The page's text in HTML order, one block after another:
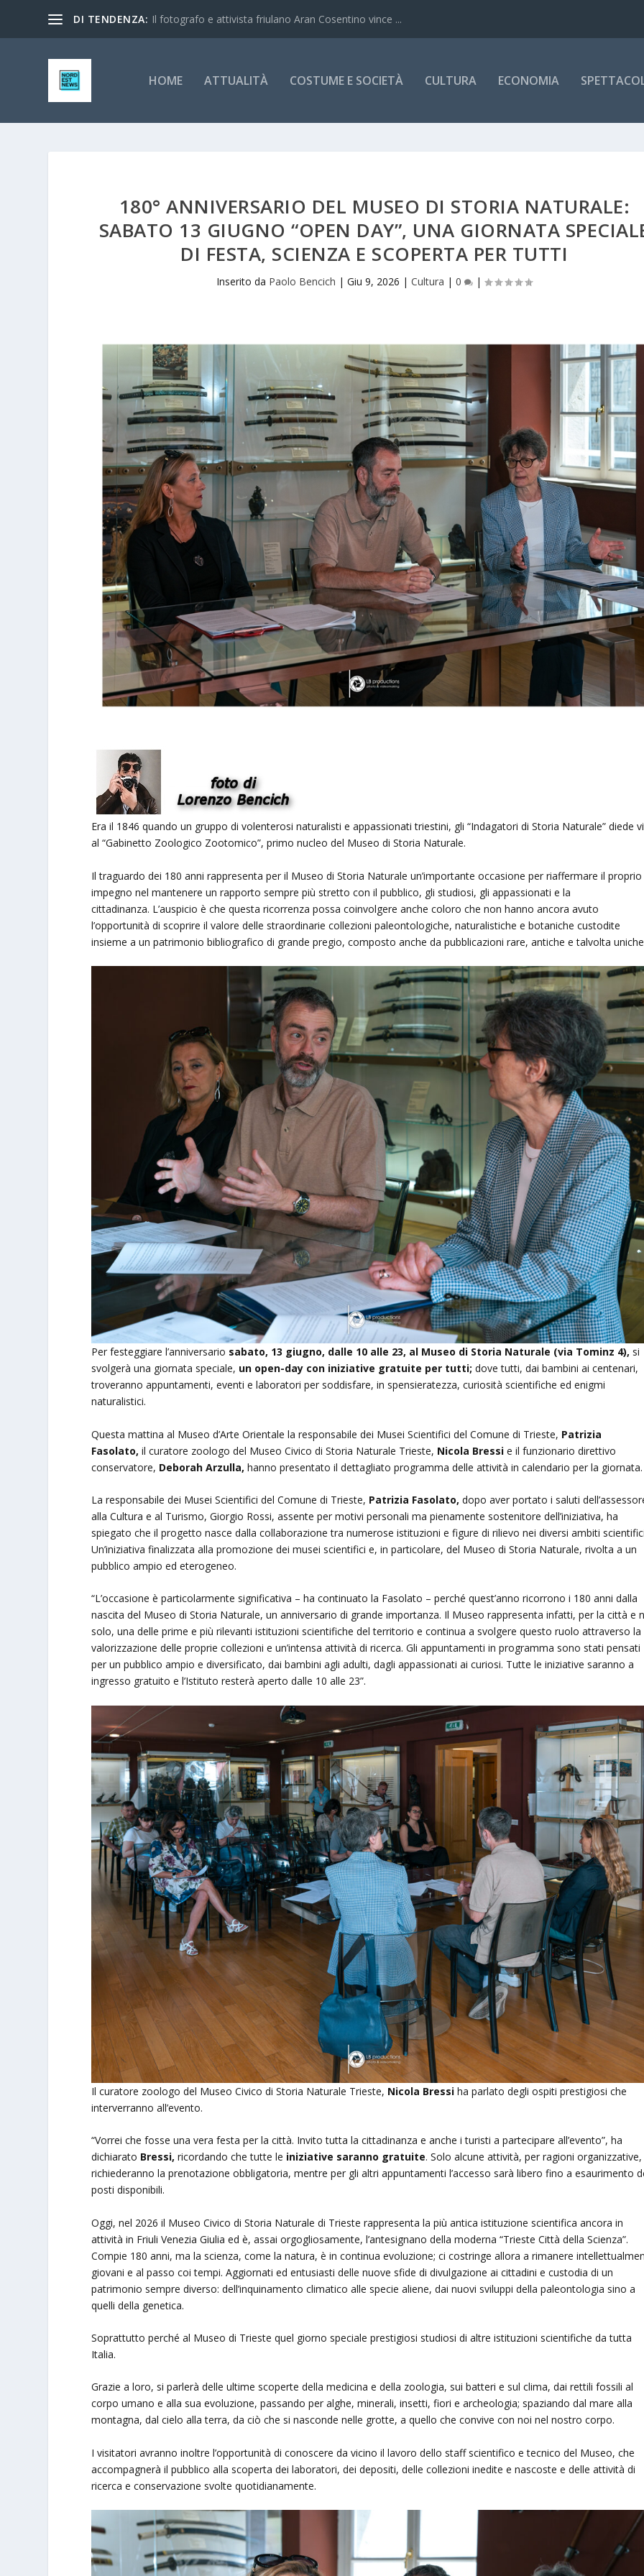
DI TENDENZA: Il fotografo e attivista friulano Aran Cosentino vince ...
HOME ATTUALITÀ COSTUME E SOCIETÀ CULTURA ECONOMIA
180° ANNIVERSARIO DEL MUSEO DI STORIA NATURALE:
SABATO 13 GIUGNO “OPEN DAY”, UNA GIORNATA
DI FESTA, SCIENZA E SCOPERTA PER TUTTI
Inserito da Paolo Bencich |Giu 9, 2026 |Cultura |0 |
Era il 1846 quando un gruppo di volenterosi naturalisti e appassionati triestini, gli “Indagatori di Storia Naturale” diede
al “Gabinetto Zoologico Zootomico”, primo nucleo del Museo di Storia Naturale.
Il traguardo dei 180 anni rappresenta per il Museo di Storia Naturale un’importante occasione per riaffermare il proprio
impegno nel mantenere un rapporto sempre più stretto con il pubblico, gli studiosi, gli appassionati e la
cittadinanza. L’auspicio è che questa ricorrenza possa coinvolgere anche coloro che non hanno ancora avuto
l’opportunità di scoprire il valore delle straordinarie collezioni paleontologiche, naturalistiche e botaniche custodite
insieme a un patrimonio bibliografico di grande pregio, composto anche da pubblicazioni rare, antiche e talvolta
Per festeggiare l’anniversario sabato, 13 giugno, dalle 10 alle 23, al Museo di Storia Naturale (via Tominz 4), si
svolgerà una giornata speciale, un open-day con iniziative gratuite per tutti; dove tutti, dai bambini ai centenari,
troveranno appuntamenti, eventi e laboratori per soddisfare, in spensieratezza, curiosità scientifiche ed enigmi
naturalistici.
Questa mattina al Museo d’Arte Orientale la responsabile dei Musei Scientifici del Comune di Trieste, Patrizia
Fasolato,il curatore zoologo del Museo Civico di Storia Naturale Trieste, Nicola Bressie il funzionario direttivo
conservatore, Deborah Arzulla, hanno presentato il dettagliato programma delle attività in calendario per la giornata.
La responsabile dei Musei Scientifici del Comune di Trieste, Patrizia Fasolato,dopo aver portato i saluti
alla Cultura e al Turismo, Giorgio Rossi, assente per motivi personali ma pienamente sostenitore dell’iniziativa, ha
spiegato che il progetto nasce dalla collaborazione tra numerose istituzioni e figure di rilievo nei diversi ambiti
Un’iniziativa finalizzata alla promozione dei musei scientifici e, in particolare, del Museo di Storia Naturale, rivolta a un
pubblico ampio ed eterogeneo.
“L’occasione è particolarmente significativa – ha continuato la Fasolato – perché quest’anno ricorrono i 180 anni dalla
nascita del Museo di Storia Naturale, un anniversario di grande importanza. Il Museo rappresenta infatti, per la città e
solo, una delle prime e più rilevanti istituzioni scientifiche del territorio e continua a svolgere questo ruolo attraverso la
valorizzazione delle proprie collezioni e un’intensa attività di ricerca. Gli appuntamenti in programma sono stati pensati
per un pubblico ampio e diversificato, dai bambini agli adulti, dagli appassionati ai curiosi. Tutte le iniziative saranno a
ingresso gratuito e l’Istituto resterà aperto dalle 10 alle 23”.
Il curatore zoologo del Museo Civico di Storia Naturale Trieste, Nicola Bressiha parlato degli ospiti prestigiosi che
interverranno all’evento.
“Vorrei che fosse una vera festa per la città. Invito tutta la cittadinanza e anche i turisti a partecipare all’evento”, ha
dichiarato Bressi, ricordando che tutte le iniziative saranno gratuite. Solo alcune attività, per ragioni organizzative,
richiederanno la prenotazione obbligatoria, mentre per gli altri appuntamenti l’accesso sarà libero fino a esaurimento
posti disponibili.
Oggi, nel 2026 il Museo Civico di Storia Naturale di Trieste rappresenta la più antica istituzione scientifica ancora in
attività in Friuli Venezia Giulia ed è, assai orgogliosamente, l’antesignano della moderna “Trieste Città della Scienza”.
Compie 180 anni, ma la scienza, come la natura, è in continua evoluzione; ci costringe allora a rimanere
giovani e al passo coi tempi. Aggiornati ed entusiasti delle nuove sfide di divulgazione ai cittadini e custodia di un
patrimonio sempre diverso: dell’inquinamento climatico alle specie aliene, dai nuovi sviluppi della paleontologia sino a
quelli della genetica.
Soprattutto perché al Museo di Trieste quel giorno speciale prestigiosi studiosi di altre istituzioni scientifiche da tutta
Italia.
Grazie a loro, si parlerà delle ultime scoperte della medicina e della zoologia, sui batteri e sul clima, dai rettili fossili al
corpo umano e alla sua evoluzione, passando per alghe, minerali, insetti, fiori e archeologia; spaziando dal mare alla
montagna, dal cielo alla terra, da ciò che si nasconde nelle grotte, a quello che convive con noi nel nostro corpo.
I visitatori avranno inoltre l’opportunità di conoscere da vicino il lavoro dello staff scientifico e tecnico del Museo, che
accompagnerà il pubblico alla scoperta dei laboratori, dei depositi, delle collezioni inedite e nascoste e delle attività di
ricerca e conservazione svolte quotidianamente.